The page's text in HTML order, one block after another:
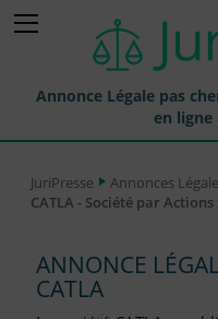
Annonce Légale pas
en
Annonces Légales Publiées
Journaux Habilités (JAL)
JuriPresse
Annonces
CATLA - Société par
ANNONCE
CATLA